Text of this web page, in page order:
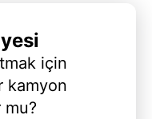
için
kamyon
mu?